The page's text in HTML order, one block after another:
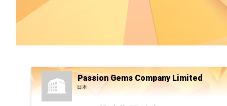
Passion Gems Company Limited
日本